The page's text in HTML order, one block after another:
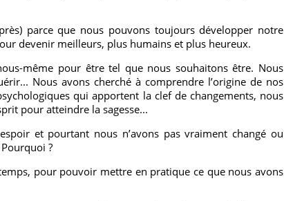
parce que nous pouvons toujours développer notre
devenir meilleurs, plus humains et plus heureux.
même pour être tel que nous souhaitons être. Nous
Nous avons cherché à comprendre l’origine de nos
qui apportent la clef de changements, nous
pour atteindre la sagesse...
et pourtant nous n’avons pas vraiment changé ou
?
pour pouvoir mettre en pratique ce que nous avons